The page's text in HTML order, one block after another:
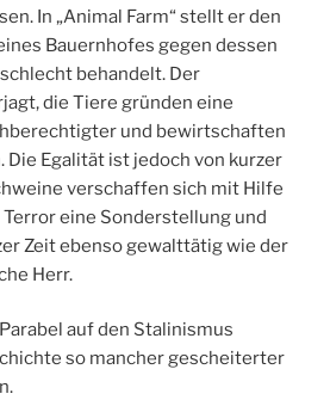
In „Animal Farm“ stellt er den
Bauernhofes gegen dessen
behandelt. Der
die Tiere gründen eine
und bewirtschaften
Die Egalität ist jedoch von kurzer
verschaffen sich mit Hilfe
eine Sonderstellung und
Zeit ebenso gewalttätig wie der
Herr.
auf den Stalinismus
so mancher gescheiterter